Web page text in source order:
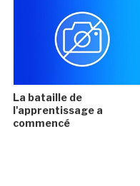
La bataille de
l'apprentissage a
commencé